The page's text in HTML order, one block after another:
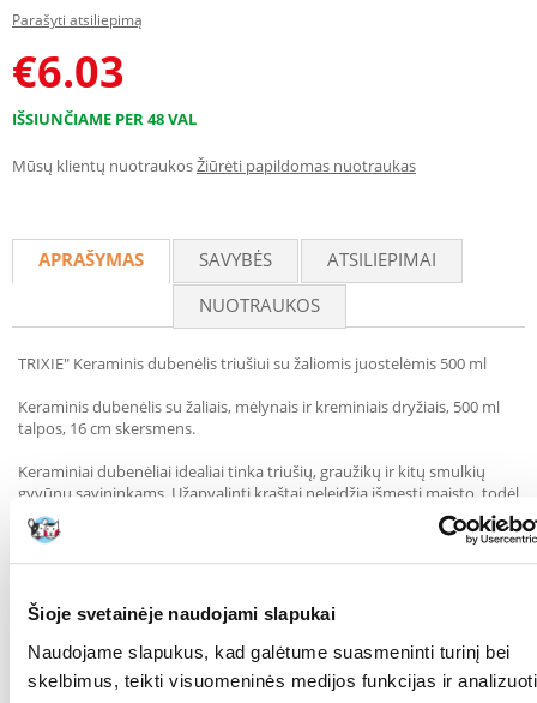
Šioje svetainėje naudojami slapukai
Naudojame slapukus, kad galėtume suasmeninti turinį bei
skelbimus, teikti visuomeninės medijos funkcijas ir analizuoti
Parašyti atsiliepimą
€6.03
IŠSIUNČIAME PER 48 VAL
Mūsų klientų nuotraukosŽiūrėti papildomas nuotraukas
APRAŠYMAS SAVYBĖS
ATSILIEPIMAI
NUOTRAUKOS
TRIXIE" Keraminis dubenėlis triušiui su žaliomis juostelėmis 500 ml
Keraminis dubenėlis su žaliais, mėlynais ir kreminiais dryžiais, 500 ml
talpos, 16 cm skersmens.
Keraminiai dubenėliai idealiai tinka triušių, graužikų ir kitų smulkių
gyvūnų savininkams. Užapvalinti kraštai neleidžia išmesti maisto, todėl
augintinius šerti lengviau ir švariau. Gaminys taip pat tinka žiurkėnui
maudyti smėlyje, o tai yra papildomas privalumas. Dubenėlis yra
žalios, mėlynos ir kreminės spalvos, kad derėtų prie narvelio ar kito
lengva palaikyti švarų.
Siunčiama atsitiktinė spalvą- skirtis gali spalvos juostelės.